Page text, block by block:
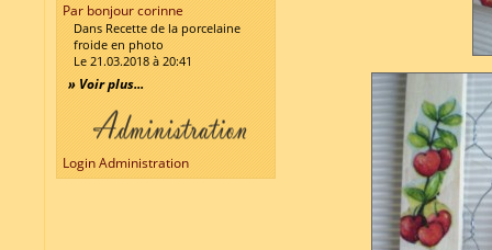
Par bonjour corinne
Dans Recette de la porcelaine
froide en photo
Le 21.03.2018 à 20:41
» Voir plus...
Login Administration